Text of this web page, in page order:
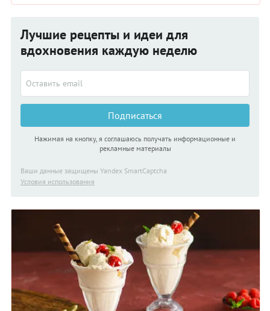
Лучшие рецепты и идеи для
вдохновения каждую неделю
Подписаться
Нажимая на кнопку, я соглашаюсь получать информационные и
рекламные материалы
Ваши данные защищены Yandex SmartCaptcha
Условия использования